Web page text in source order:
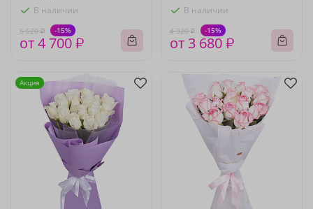
В наличии
5 520 ₽ -15%
от 4 700 ₽
В наличии
4 320 ₽ -15%
от 3 680 ₽
Акция